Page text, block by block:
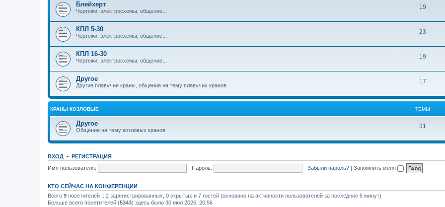
Блейхерт
Чертежи, электросхемы, общение...
19
КПЛ 5-30
Чертежи, электросхемы, общение...
23
КПЛ 16-30
Чертежи, электросхемы, общение...
19
Другое
Другие плавучие краны, общение на тему плавучих кранов
17
КРАНЫ КОЗЛОВЫЕ ТЕМЫ
Другое
Общение на тему козловых кранов
31
ВХОД • РЕГИСТРАЦИЯ
Имя пользователя:
Пароль: Забыли пароль? | Запомнить меня
КТО СЕЙЧАС НА КОНФЕРЕНЦИИ
Всего 9 посетителей :: 2 зарегистрированных, 0 скрытых и 7 гостей (основано на активности пользователей за последние 5 минут)
Больше всего посетителей (5343) здесь было 30 июл 2026, 20:56